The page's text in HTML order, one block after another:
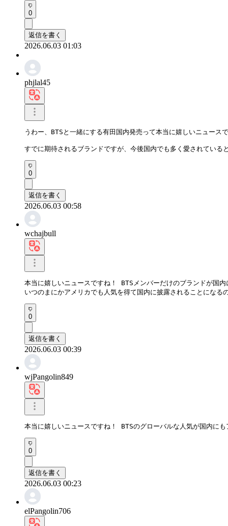
0
返信を書く
2026.06.03 01:03
phjlal45
うわー、BTSと一緒にする有田国内発売って本当に嬉しいニュース
すでに期待されるブランドですが、今後国内でも多く愛されている
0
返信を書く
2026.06.03 00:58
wchajbull
本当に嬉しいニュースですね！ BTSメンバーだけのブランドが国
いつのまにかアメリカでも人気を得て国内に披露されることになる
0
返信を書く
2026.06.03 00:39
wjPangolin849
本当に嬉しいニュースですね！ BTSのグローバルな人気が国内に
0
返信を書く
2026.06.03 00:23
elPangolin706